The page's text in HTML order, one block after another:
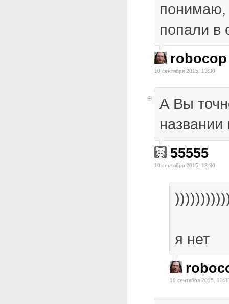
понимаю,
попали в
robocop
10 сентября 2015, 13:30
А Вы
названии
55555
10 сентября 2015, 13:30
я нет
10 сентября 2015,